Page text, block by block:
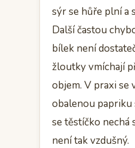
sýr se hůře plní a
Další častou
bílek není
žloutky vmíchají
objem. V praxi se
obalenou papriku
se těstíčko nechá
není tak vzdušný.